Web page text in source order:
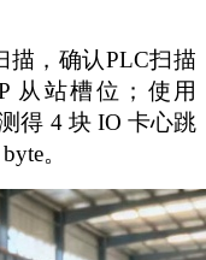
描，确认PLC扫描
从站槽位；使用
得 4 块 IO 卡心跳
。